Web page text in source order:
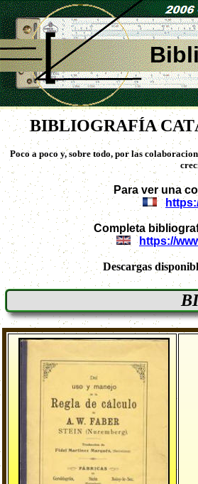
BIBLIOGRAFÍA
Poco a poco y, sobre todo, por las
Para ver una
Completa
https://
Descargas